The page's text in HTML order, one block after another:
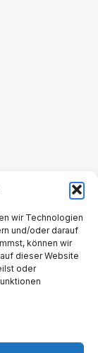
wir Technologien
und/oder darauf
können wir
dieser Website
oder